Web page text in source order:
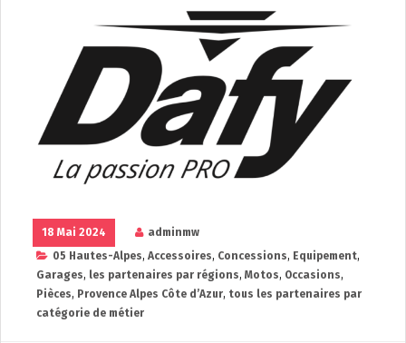
18 Mai 2024
adminmw
05 Hautes-Alpes, Accessoires, Concessions, Equipement,
Garages, les partenaires par régions, Motos, Occasions,
Pièces, Provence Alpes Côte d’Azur, tous les partenaires par
catégorie de métier